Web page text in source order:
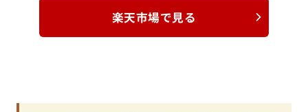
楽天市場で見る